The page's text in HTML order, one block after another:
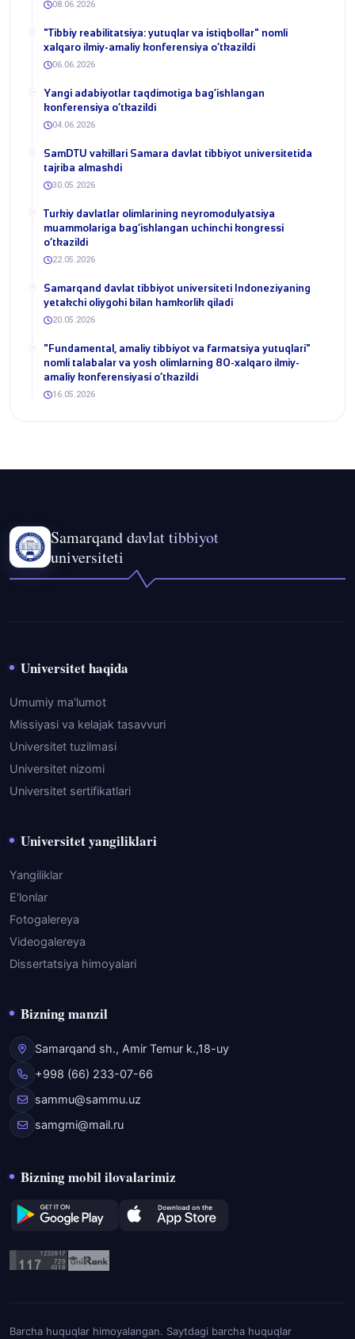
08.06.2026
​"Tibbiy reabilitatsiya: yutuqlar va istiqbollar" nomli
xalqaro ilmiy-amaliy konferensiya o‘tkazildi
06.06.2026
​Yangi adabiyotlar taqdimotiga bag‘ishlangan
konferensiya o‘tkazildi
04.06.2026
SamDTU vakillari Samara davlat tibbiyot universitetida
tajriba almashdi
30.05.2026
​Turkiy davlatlar olimlarining neyromodulyatsiya
muammolariga bag‘ishlangan uchinchi kongressi
o‘tkazildi
22.05.2026
Samarqand davlat tibbiyot universiteti Indoneziyaning
yetakchi oliygohi bilan hamkorlik qiladi
20.05.2026
​"Fundamental, amaliy tibbiyot va farmatsiya yutuqlari"
nomli talabalar va yosh olimlarning 80-xalqaro ilmiy-
amaliy konferensiyasi o‘tkazildi
16.05.2026
Samarqand davlat tibbiyot
universiteti
Universitet haqida
Umumiy ma'lumot
Missiyasi va kelajak tasavvuri
Universitet tuzilmasi
Universitet nizomi
Universitet sertifikatlari
Universitet yangiliklari
Yangiliklar
E'lonlar
Fotogalereya
Videogalereya
Dissertatsiya himoyalari
Bizning manzil
Samarqand sh., Amir Temur k.,18-uy
+998 (66) 233-07-66
sammu@sammu.uz
samgmi@mail.ru
Bizning mobil ilovalarimiz
Barcha huquqlar himoyalangan. Saytdagi barcha huquqlar